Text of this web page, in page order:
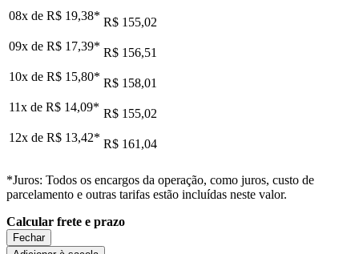
08x de R$ 19,38* R$ 155,02
09x de R$ 17,39* R$ 156,51
10x de R$ 15,80* R$ 158,01
11x de R$ 14,09* R$ 155,02
12x de R$ 13,42* R$ 161,04
*Juros: Todos os encargos da operação, como juros, custo de
parcelamento e outras tarifas estão incluídas neste valor.
Calcular frete e prazo
Fechar